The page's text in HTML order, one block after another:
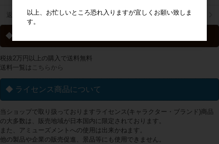
返品特約について
◆ 送料について
税抜2万円以上の購入で送料無料
送料一覧は こちらから
◆ ライセンス商品について
当ショップで取り扱っておりますライセンス(キャラクター・ブランド)商品
の大多数は、販売地域が日本国内に限定されております。
また、アミューズメントへの使用は出来かねます。
他の製品や企業の販売促進、景品等にも使用できません。
以上、お忙しいところ恐れ入りますが宜しくお願い致しま
す。